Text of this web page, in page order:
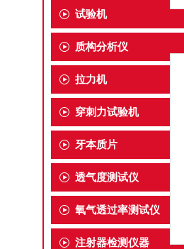
试验机
质构分析仪
拉力机
穿刺力试验机
牙本质片
透气度测试仪
氧气透过率测试仪
注射器检测仪器